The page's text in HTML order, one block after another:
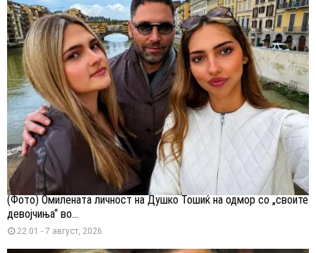
(Фото) Омилената личност на Душко Тошиќ на одмор со „своите
девојчиња“ во...
22:01 - 7 август, 2026